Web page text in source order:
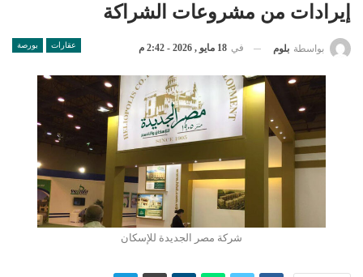
إيرادات من مشروعات الشراكة
عقارات بورصة بواسطة بلوم في 18 مايو , 2026 - 2:42 م
شركة مصر الجديدة للإسكان